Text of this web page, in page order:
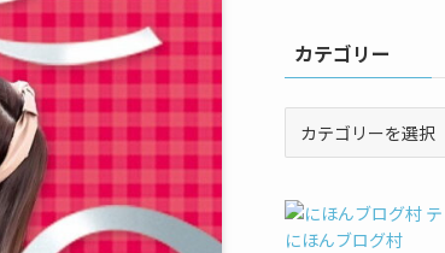
カテゴリー
リ
ー
にほんブログ村